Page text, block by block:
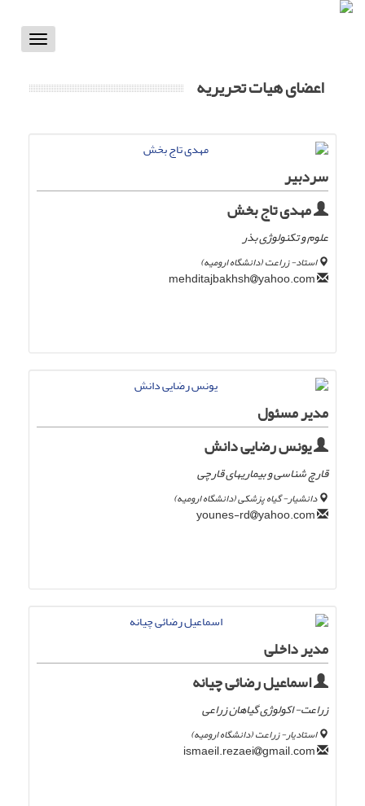
Toggle
اعضای هیات تحریریه
سردبیر
مهدی تاج بخش
علوم و تکنولوژی بذر
استاد- زراعت (دانشگاه ارومیه)
yahoo.com
مدیر مسئول
یونس رضایی دانش
قارچ شناسی و بیماریهای قارچی
دانشیار- گیاه پزشکی (دانشگاه ارومیه)
yahoo.com
مدیر داخلی
اسماعیل رضائی چیانه
زراعت- اکولوژی گیاهان زراعی
استادیار- زراعت (دانشگاه ارومیه)
gmail.com